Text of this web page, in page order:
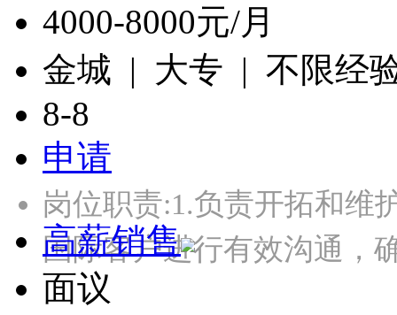
4000-8000元/月
金城 | 大专 | 不限经
8-8
申请
岗位职责:1.负责开拓和维
国际客户进行有效沟通
高薪销售
面议